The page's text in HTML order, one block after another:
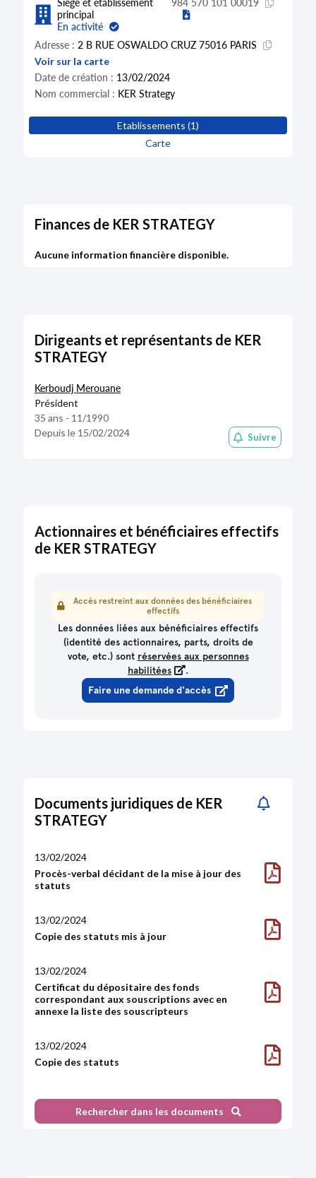
Siège et établissement
principal
En activité
984 570 101 00019
Adresse : 2 B RUE OSWALDO CRUZ 75016 PARIS
Voir sur la carte
Date de création : 13/02/2024
Nom commercial : KER Strategy
Etablissements (1)
Carte
Finances de KER STRATEGY
Aucune information financière disponible.
Dirigeants et représentants de KER
STRATEGY
Kerboudj Merouane
Président
35 ans - 11/1990
Depuis le 15/02/2024
Suivre
Actionnaires et bénéficiaires effectifs
de KER STRATEGY
Accès restreint aux données des bénéficiaires
effectifs
Les données liées aux bénéficiaires effectifs
(identité des actionnaires, parts, droits de
vote, etc.) sont réservées aux personnes
habilitées
.
Faire une demande d'accès
Documents juridiques de KER
STRATEGY
Procès-verbal décidant de la mise à jour des
statuts
13/02/2024
Copie des statuts mis à jour
13/02/2024
Certificat du dépositaire des fonds
correspondant aux souscriptions avec en
annexe la liste des souscripteurs
13/02/2024
Copie des statuts
13/02/2024
Certificat du dépositaire des fonds
correspondant aux souscriptions avec en
13/02/2024
Rechercher dans les documents